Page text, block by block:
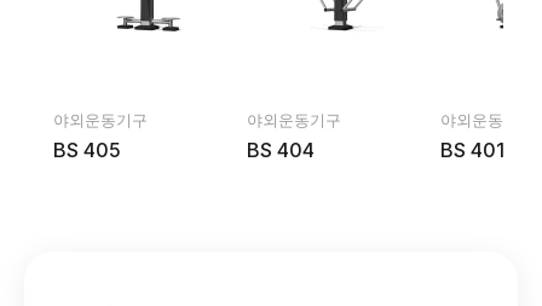
야외운동기구
BS 405
야외운동기구
BS 404
야외운동기구
BS 401